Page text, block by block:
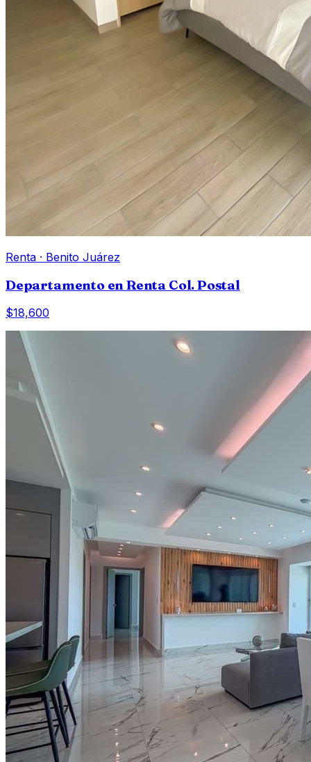
Renta · Benito Juárez
Departamento en Renta Col. Postal
$18,600